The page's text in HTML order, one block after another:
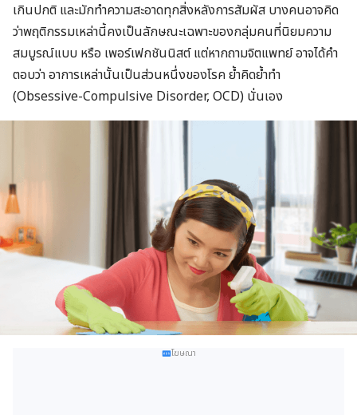
เกินปกติ และมักทำความสะอาดทุกสิ่งหลังการสัมผัส บางคนอาจคิด
ว่าพฤติกรรมเหล่านี้คงเป็นลักษณะเฉพาะของกลุ่มคนที่นิยมความ
สมบูรณ์แบบ หรือ เพอร์เฟกชันนิสต์ แต่หากถามจิตแพทย์ อาจได้คำ
ตอบว่า อาการเหล่านั้นเป็นส่วนหนึ่งของโรค ย้ำคิดย้ำทำ
(Obsessive-Compulsive Disorder, OCD) นั่นเอง
โฆษณา